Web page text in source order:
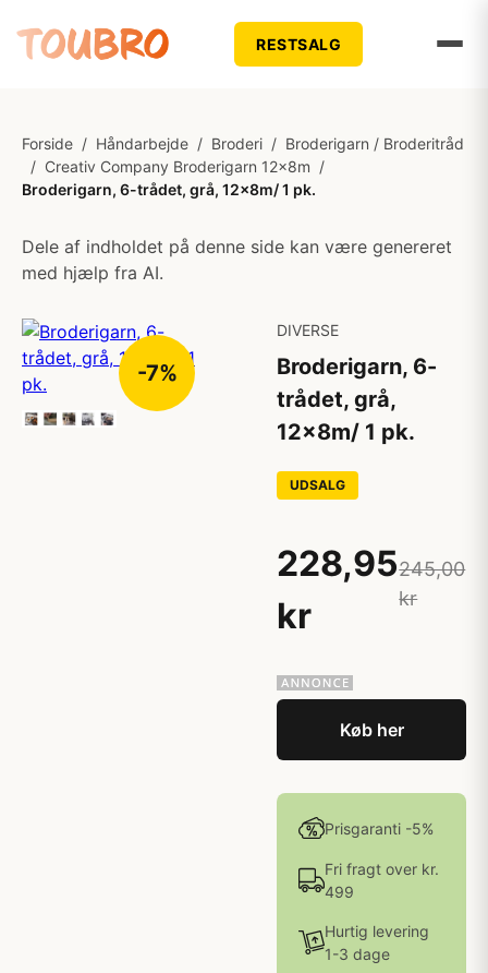
RESTSALG
Forside / Håndarbejde / Broderi / Broderigarn / Broderitråd
/ Creativ Company Broderigarn 12x8m /
Broderigarn, 6-trådet, grå, 12x8m/ 1 pk.
Dele af indholdet på denne side kan være genereret
med hjælp fra AI.
-7%
DIVERSE
Broderigarn, 6-
trådet, grå,
12x8m/ 1 pk.
UDSALG
228,95
kr
245,00
kr
Køb her
Prisgaranti -5%
Fri fragt over kr.
499
Hurtig levering
1-3 dage